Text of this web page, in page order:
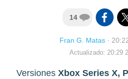
14
Fran G. Matas·
Actualizado: 20:29
Versiones Xbox Series X,